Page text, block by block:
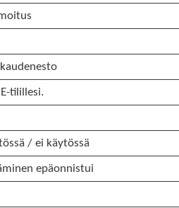
tilillesi.
/ ei käytössä
epäonnistui